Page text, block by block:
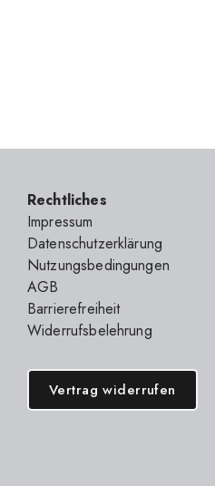
Rechtliches
Impressum
Datenschutzerklärung
Nutzungsbedingungen
AGB
Barrierefreiheit
Widerrufsbelehrung
Vertrag widerrufen